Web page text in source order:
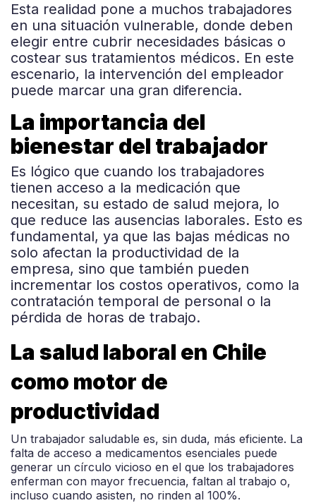
Esta realidad pone a muchos trabajadores
en una situación vulnerable, donde deben
elegir entre cubrir necesidades básicas o
costear sus tratamientos médicos. En este
escenario, la intervención del empleador
puede marcar una gran diferencia.
La importancia del
bienestar del trabajador
Es lógico que cuando los trabajadores
tienen acceso a la medicación que
necesitan, su estado de salud mejora, lo
que reduce las ausencias laborales. Esto es
fundamental, ya que las bajas médicas no
solo afectan la productividad de la
empresa, sino que también pueden
incrementar los costos operativos, como la
contratación temporal de personal o la
pérdida de horas de trabajo.
La salud laboral en Chile
como motor de
productividad
Un trabajador saludable es, sin duda, más eficiente. La
falta de acceso a medicamentos esenciales puede
generar un círculo vicioso en el que los trabajadores
enferman con mayor frecuencia, faltan al trabajo o,
incluso cuando asisten, no rinden al 100%.